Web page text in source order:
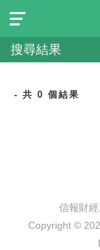
搜尋結果
- 共 0 個結果
信報財經
Copyright ©